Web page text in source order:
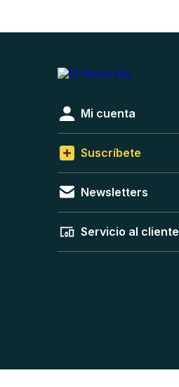
Mi cuenta
Suscríbete
Newsletters
Servicio al cliente